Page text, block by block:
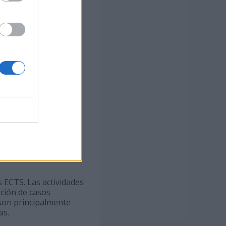
educativa,
obtener una
para trabajar
en Bioética y
y la
y Estudios de
Medicina y
ámbito de la salud
de las personas
Las actividades
de casos
principalmente